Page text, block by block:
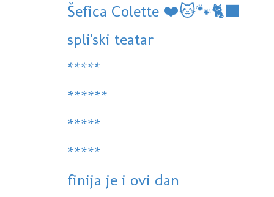
Šefica Colette ❤️🐱🐾🐈‍⬛
spli'ski teatar
*****
******
*****
*****
finija je i ovi dan